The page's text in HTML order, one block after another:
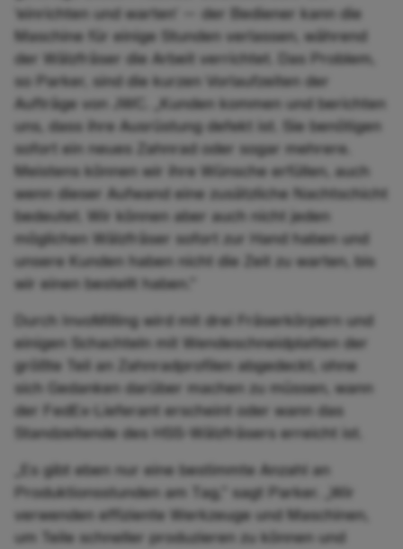
'einrichten und warten' — der Bediener kann die
Maschine für einige Stunden verlassen, während
der Wälzfräser die Arbeit verrichtet. Das Problem,
so Parker, sind die kurzen Vorlaufzeiten der
Aufträge von JWC. „Kunden kommen und berichten
uns, dass ihre Ausrüstung defekt ist. Sie benötigen
sofort ein neues Zahnrad oder sogar mehrere.
Meistens können wir ihre Wünsche erfüllen, auch
wenn dieser Aufwand eine zusätzliche Nachtschicht
bedeutet. Wir können aber auch nicht jeden
möglichen Wälzfräser sofort zur Hand haben und
unsere Kunden haben nicht die Zeit zu warten, bis
wir einen bestellt haben.”
Durch InvoMilling wird mit drei Fräserkörpern und
einigen Schachteln mit Wendeschneidplatten der
größte Teil an Zahnradprofilen abgedeckt, ohne
sich Gedanken darüber machen zu müssen, wann
der FedEx-Lieferant erscheint oder wann das
Standzeitende des HSS-Wälzfräsers erreicht ist.
„Es gibt eben nur eine bestimmte Anzahl an
Produktionsstunden am Tag,” sagt Parker. „Wir
verwenden effiziente Werkzeuge und Maschinen,
um Teile schneller produzieren zu können und